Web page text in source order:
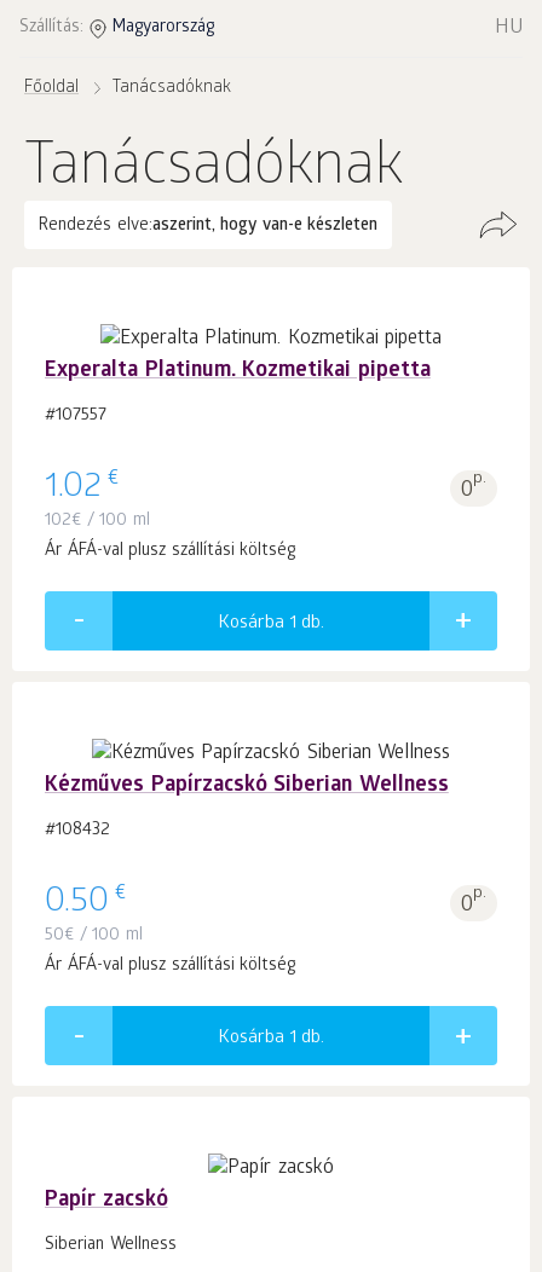
Szállítás: Magyarország HU
Főoldal Tanácsadóknak
Tanácsadóknak
Rendezés elve:aszerint, hogy van-e készleten
Experalta Platinum. Kozmetikai pipetta
#107557
1.02 € 0p.
102€ / 100 ml
Ár ÁFÁ-val plusz szállítási költség
Kosárba 1 db.
Kézműves Papírzacskó Siberian Wellness
#108432
0.50 € 0p.
50€ / 100 ml
Ár ÁFÁ-val plusz szállítási költség
Kosárba 1 db.
Papír zacskó
Siberian Wellness